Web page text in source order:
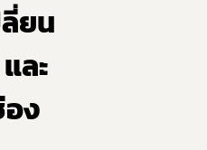
รอนิกส์ e-Submission
กทรอนิกส์ (e-Certificate)
ภัณฑ์สุขภาพ
วิทยบริการ
ยน
ละ
ง